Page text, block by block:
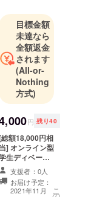
上げを経て
人と人が輪
になって話
し合う大切
さや尊さに
心奪われ、
ディベート
やグループ
ワークに興
味を持つ。
また、教育
の世界で主
に不登校や
目標金額
未達なら
全額返金
されます
(All-or-
Nothing
方式)
円 残り40
額18,000円相
当] オンライン型
生ディベート
スクール
「Clark」の月謝
40％offできる
支援者：0人
お届け予定：
2021年11月
こ